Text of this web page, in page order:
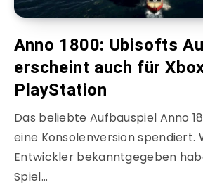
Anno 1800: Ubisofts
erscheint auch für
PlayStation
Das beliebte Aufbauspiel Anno
eine Konsolenversion spendiert.
Entwickler bekanntgegeben
Spiel…